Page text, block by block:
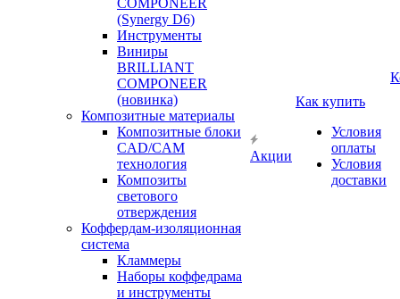
COMPONEER
(Synergy D6)
Инструменты
Виниры
BRILLIANT
COMPONEER
(новинка)
Композитные материалы
Композитные блоки
CAD/СAM
технология
Композиты
светового
отверждения
Коффердам-изоляционная
система
Кламмеры
Наборы коффедрама
и инструменты
Акции
Как купить
Условия
оплаты
Условия
доставки